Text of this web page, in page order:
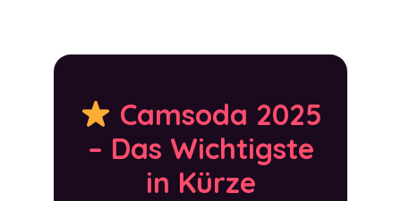
Camsoda 2025
– Das Wichtigste
in Kürze